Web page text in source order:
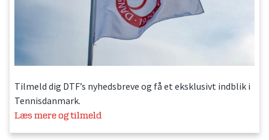
Tilmeld dig DTF’s nyhedsbreve og få et eksklusivt indblik i
Tennisdanmark.
Læs mere og tilmeld